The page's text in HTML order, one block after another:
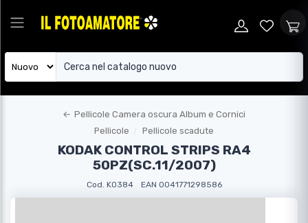
← Pellicole Camera oscura Album e Cornici
Pellicole
Pellicole scadute
KODAK CONTROL STRIPS RA4
50PZ(SC.11/2007)
Cod. KO384 EAN 0041771298586